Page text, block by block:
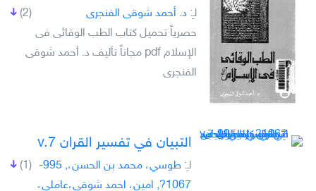
(2) لـِ: د. أحمد شوقى الفنجرى
حصرياً تحميل كتاب الطب الوقائى فى
الإسلام pdf مجاناً تأليف د. أحمد شوقى
الفنجرى
التبيان في تفسير القران v.7
(1) لـِ:
طوسي، محمد بن الحسن،, 995-
1067?, امين، احمد شوقي،عاملي،